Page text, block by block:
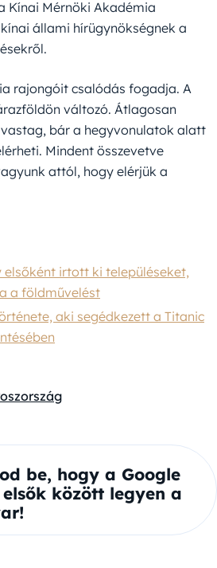
Kínai Mérnöki Akadémia
állami hírügynökségnek a
rajongóit csalódás fogadja. A
változó. Átlagosan
bár a hegyvonulatok alatt
Mindent összevetve
attól, hogy elérjük a
elsőként irtott ki településeket,
a földművelést
aki segédkezett a Titanic
be, hogy a Google
között legyen a